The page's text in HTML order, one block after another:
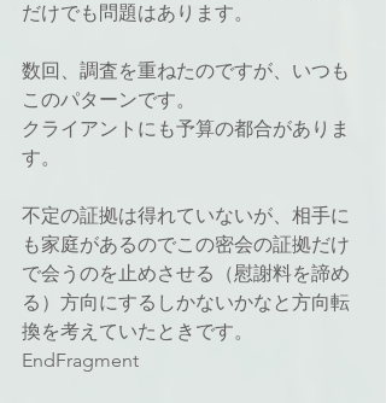
だけでも問題はあります。
数回、調査を重ねたのですが、いつも
このパターンです。
クライアントにも予算の都合がありま
す。
不定の証拠は得れていないが、相手に
も家庭があるのでこの密会の証拠だけ
で会うのを止めさせる（慰謝料を諦め
る）方向にするしかないかなと方向転
換を考えていたときです。
EndFragment